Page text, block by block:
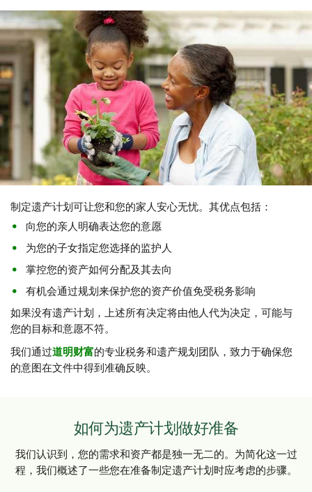
制定遗产计划可让您和您的家人安心无忧。其优点包括：
向您的亲人明确表达您的意愿
为您的子女指定您选择的监护人
掌控您的资产如何分配及其去向
有机会通过规划来保护您的资产价值免受税务影响
如果没有遗产计划，上述所有决定将由他人代为决定，可能与
您的目标和意愿不符。
我们通过道明财富的专业税务和遗产规划团队，致力于确保您
的意图在文件中得到准确反映。
如何为遗产计划做好准备
我们认识到，您的需求和资产都是独一无二的。为简化这一过
程，我们概述了一些您在准备制定遗产计划时应考虑的步骤。